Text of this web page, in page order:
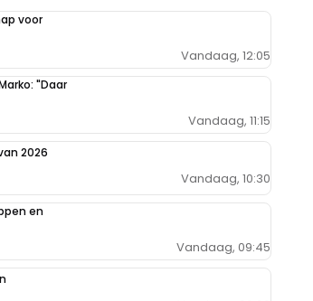
voor
Vandaag, 12:05
"Daar
Vandaag, 11:15
2026
Vandaag, 10:30
en
Vandaag, 09:45